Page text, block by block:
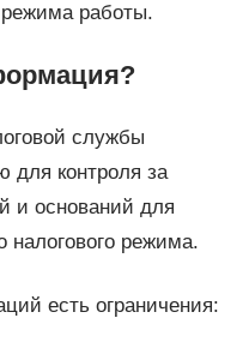
режима работы.
службы
для контроля за
и оснований для
налогового режима.
есть ограничения: